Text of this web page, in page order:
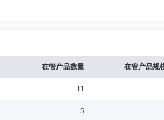
计总部审计助理、审计师、高级审计师，自2012
部（二级部）职员、流动性管理总监、资产负
泰君安证券资产负债部副总经理（主持工作）
在管产品数量 在管产品规
11
5